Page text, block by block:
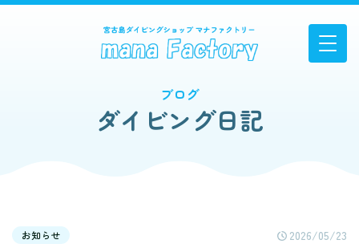
ブログ
ダイビング日記
お知らせ 2026/05/23